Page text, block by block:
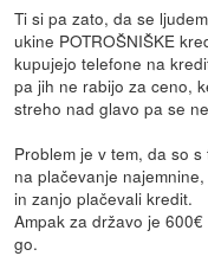
Ti si pa zato, da se
ukine POTROŠNIŠKE
kupujejo telefone na
pa jih ne rabijo za ceno,
streho nad glavo pa se
Problem je v tem, da so
na plačevanje
in zanjo plačevali kredit.
Ampak za državo je
go.